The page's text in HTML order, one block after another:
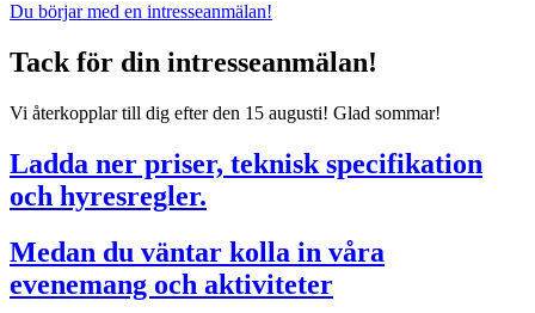
Du börjar med en intresseanmälan!
Tack för din intresseanmälan!
Vi återkopplar till dig efter den 15 augusti! Glad sommar!
Ladda ner priser, teknisk specifikation
och hyresregler.
Medan du väntar kolla in våra
evenemang och aktiviteter